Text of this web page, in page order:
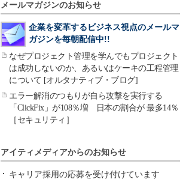
メールマガジンのお知らせ
企業を変革するビジネス視点のメールマ
ガジンを毎朝配信中!!
なぜプロジェクト管理を学んでもプロジェクト
は成功しないのか、あるいはケーキの工程管理
について [オルタナティブ・ブログ]
エラー解消のつもりが自ら攻撃を実行する
「ClickFix」が108％増 日本の割合が 最多14％
［セキュリティ］
アイティメディアからのお知らせ
キャリア採用の応募を受け付けています